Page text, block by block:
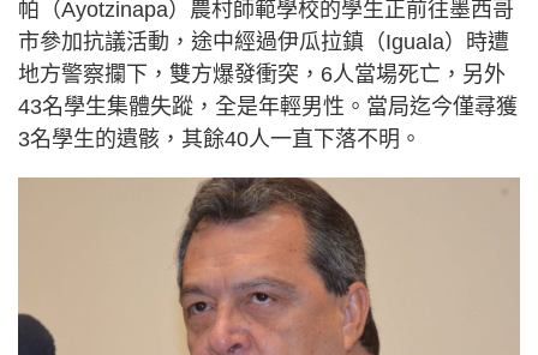
帕（Ayotzinapa）農村師範學校的學生正前往墨西哥
市參加抗議活動，途中經過伊瓜拉鎮（Iguala）時遭
地方警察攔下，雙方爆發衝突，6人當場死亡，另外
43名學生集體失蹤，全是年輕男性。當局迄今僅尋獲
3名學生的遺骸，其餘40人一直下落不明。